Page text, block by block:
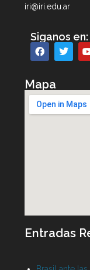
iri@iri.edu.ar
Siganos en:
Mapa
Entradas